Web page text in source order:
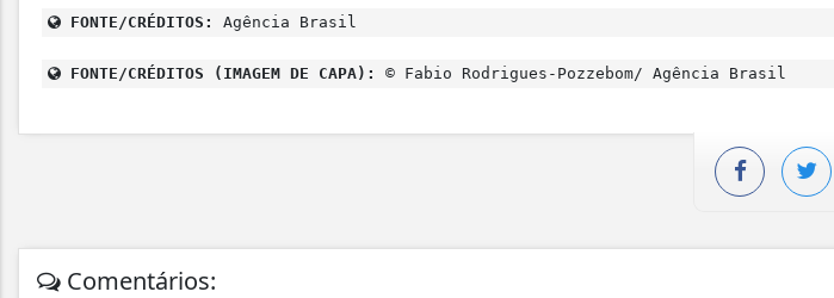
FONTE/CRÉDITOS: Agência Brasil
FONTE/CRÉDITOS (IMAGEM DE CAPA): © Fabio Rodrigues-Pozzebom/ Agência Brasil
Comentários: